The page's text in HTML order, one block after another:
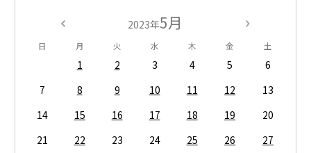
2023年5月
日 月 火 水 木 金 土
1 2 3 4 5
6
7
8 9 10 11 12
13
14
15 16 17 18 19
20
21
22 23 24 25 26
27